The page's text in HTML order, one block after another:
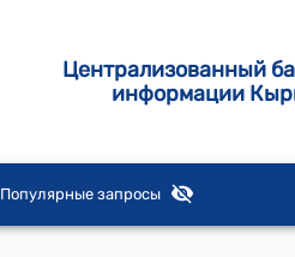
Централизованный
информации
Популярные запросы